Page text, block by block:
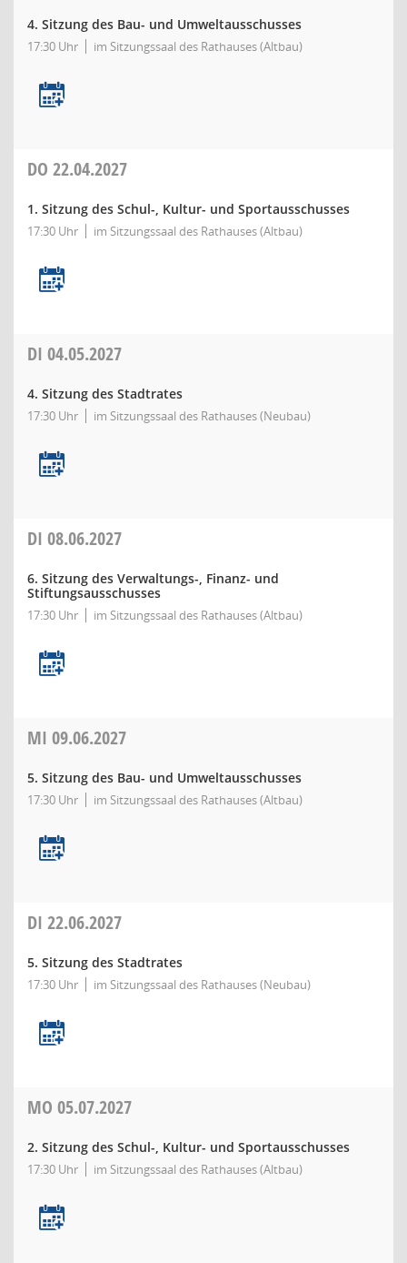
4. Sitzung des Bau- und Umweltausschusses
17:30 Uhr im Sitzungssaal des Rathauses (Altbau)
DO 22.04.2027
1. Sitzung des Schul-, Kultur- und Sportausschusses
17:30 Uhr im Sitzungssaal des Rathauses (Altbau)
DI 04.05.2027
4. Sitzung des Stadtrates
17:30 Uhr im Sitzungssaal des Rathauses (Neubau)
DI 08.06.2027
6. Sitzung des Verwaltungs-, Finanz- und
Stiftungsausschusses
17:30 Uhr im Sitzungssaal des Rathauses (Altbau)
MI 09.06.2027
5. Sitzung des Bau- und Umweltausschusses
17:30 Uhr im Sitzungssaal des Rathauses (Altbau)
DI 22.06.2027
5. Sitzung des Stadtrates
17:30 Uhr im Sitzungssaal des Rathauses (Neubau)
MO 05.07.2027
2. Sitzung des Schul-, Kultur- und Sportausschusses
17:30 Uhr im Sitzungssaal des Rathauses (Altbau)